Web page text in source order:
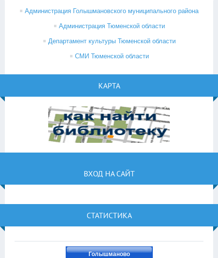
Администрация Голышмановского муниципального района
Администрация Тюменской области
Департамент культуры Тюменской области
СМИ Тюменской области
КАРТА
ВХОД НА САЙТ
СТАТИСТИКА
Голышманово